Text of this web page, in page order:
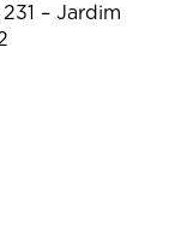
– Jardim